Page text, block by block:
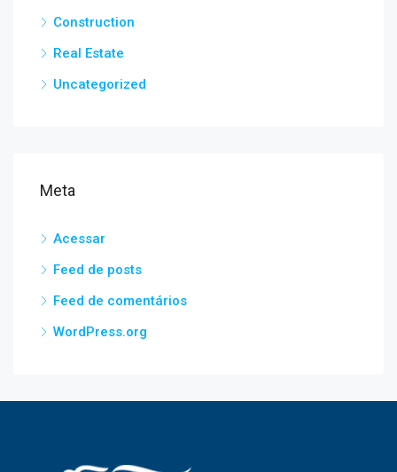
Construction
Real Estate
Uncategorized
Meta
Acessar
Feed de posts
Feed de comentários
WordPress.org